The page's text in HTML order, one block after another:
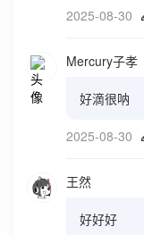
2025-08-30
Mercury子孝
好滴很呐
2025-08-30
王然
好好好